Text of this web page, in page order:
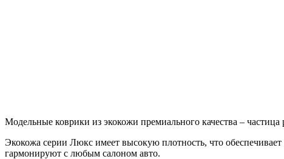
Модельные коврики из экокожи премиального качества –
Экокожа серии Люкс имеет высокую плотность, что
гармонируют с любым салоном авто.